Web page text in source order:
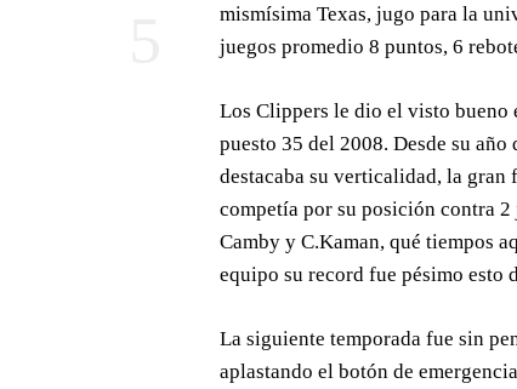
mismísima Texas, jugo para la
juegos promedio 8 puntos, 6
Los Clippers le dio el visto bueno
puesto 35 del 2008. Desde su año
destacaba su verticalidad, la
competía por su posición contra
Camby y C.Kaman, qué tiempos
equipo su record fue pésimo
La siguiente temporada fue sin
aplastando el botón de